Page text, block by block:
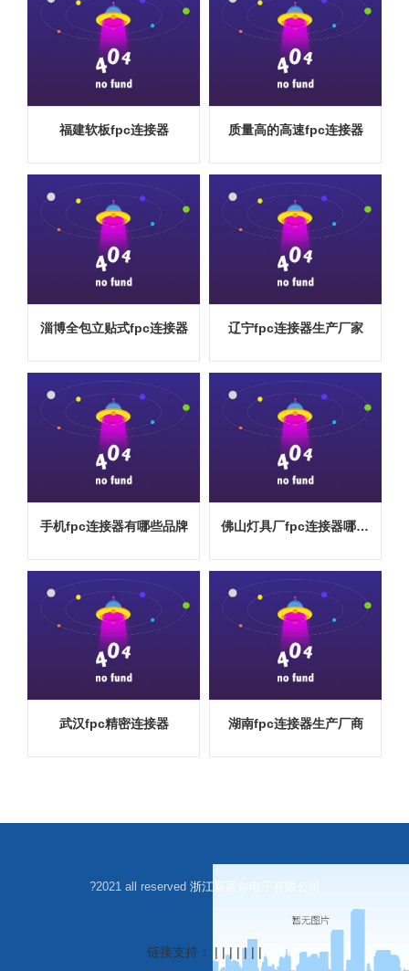
福建软板fpc连接器 质量高的高速fpc连接器
淄博全包立贴式fpc连接器 辽宁fpc连接器生产厂家
手机fpc连接器有哪些品牌 佛山灯具厂fpc连接器哪家好
武汉fpc精密连接器 湖南fpc连接器生产厂商
?2021 all reserved 浙江新富尔电子有限公司
链接支持： | | | | | | |